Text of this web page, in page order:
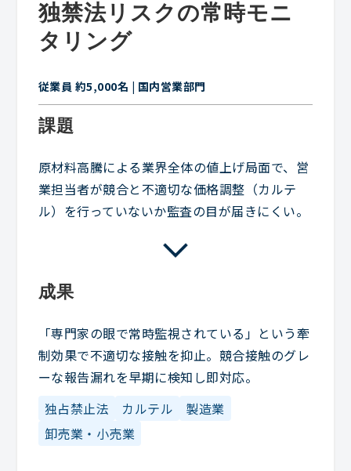
独禁法リスクの常時モニ
タリング
従業員 約5,000名 | 国内営業部門
課題
原材料高騰による業界全体の値上げ局面で、営
業担当者が競合と不適切な価格調整（カルテ
ル）を行っていないか監査の目が届きにくい。
成果
「専門家の眼で常時監視されている」という牽
制効果で不適切な接触を抑止。競合接触のグレ
ーな報告漏れを早期に検知し即対応。
独占禁止法
カルテル
製造業
卸売業・小売業